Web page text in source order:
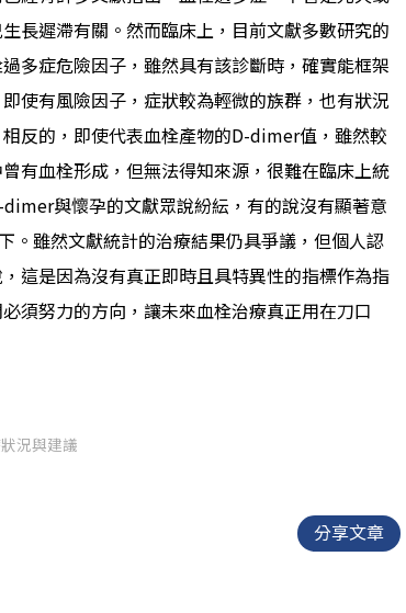
長遲滯有關。然而臨床上，目前文獻多數研究的
多症危險因子，雖然具有該診斷時，確實能框架
使有風險因子，症狀較為輕微的族群，也有狀況
反的，即使代表血栓產物的D-dimer值，雖然較
有血栓形成，但無法得知來源，很難在臨床上統
與懷孕的文獻眾說紛紜，有的說沒有顯著意
雖然文獻統計的治療結果仍具爭議，但個人認
這是因為沒有真正即時且具特異性的指標作為指
須努力的方向，讓未來血栓治療真正用在刀口
況與建議
分享文章